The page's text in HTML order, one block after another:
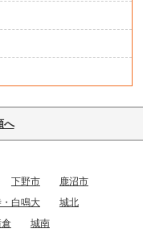
へ
下野市
鹿沼市
白鳴大
城北
城南